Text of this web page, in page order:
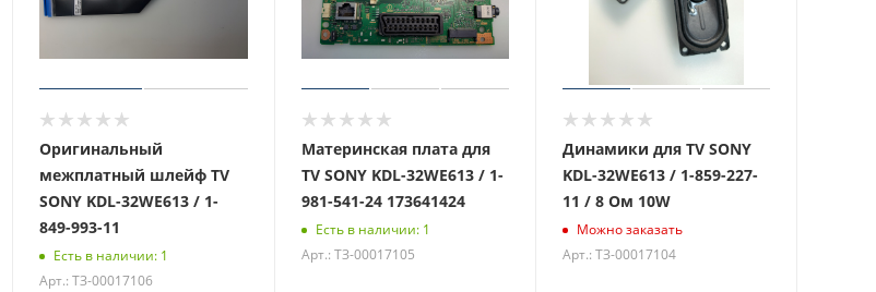
Оригинальный
межплатный шлейф TV
SONY KDL-32WE613 / 1-
849-993-11
Есть в наличии: 1
Арт.: ТЗ-00017106
Материнская плата для
TV SONY KDL-32WE613 / 1-
981-541-24 173641424
Есть в наличии: 1
Арт.: ТЗ-00017105
Динамики для TV SONY
KDL-32WE613 / 1-859-227-
11 / 8 Ом 10W
Можно заказать
Арт.: ТЗ-00017104